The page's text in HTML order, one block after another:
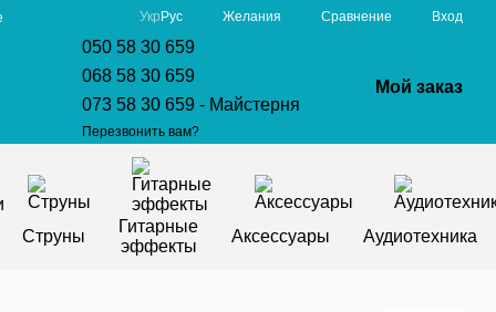
Укр Рус Желания Сравнение Вход
050 58 30 659
068 58 30 659
073 58 30 659 - Майстерня
Перезвонить вам?
Мой заказ
Струны
Гитарные
эффекты
Аксессуары Аудиотехника